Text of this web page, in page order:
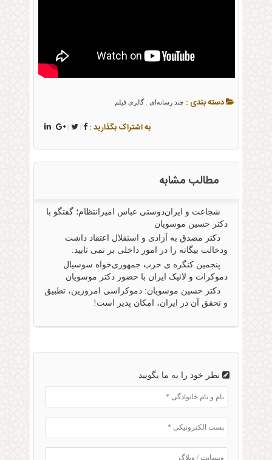
دسته بندی : چند رسانه‌ای, گالری فیلم
به اشتراک بگذارید : |
|
مطالب مشابه
شجاعت و ایران‌دوستی عباس امیرانتظام؛ گفتگو با
دکتر حسین موسویان
دکتر مصدق به آزادی و استقلال اعتقاد داشت
ودخالت بیگانه را در امور داخلی بر نمی تابید.
پنجمین کنگره ی حزب جمهوری‌خواه سوسیال
دموکرات و لائیک ایران با حضور دکتر موسویان
دکتر حسین موسویان: دموکراسی امروزین، تطبیق
و تحقق آن در ایران، امکان پذیر است!
نظر خود را به ما بگویید